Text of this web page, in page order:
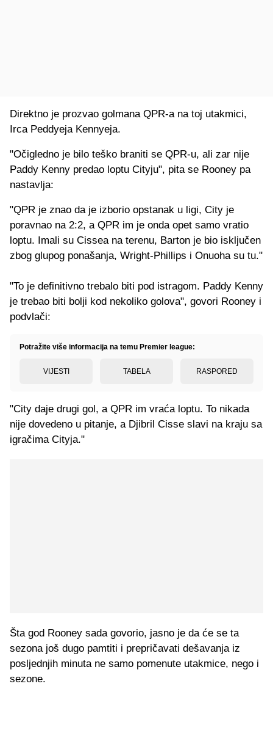
Direktno je prozvao golmana QPR-a na toj utakmici,
Irca Peddyeja Kennyeja.
"Očigledno je bilo teško braniti se QPR-u, ali zar nije
Paddy Kenny predao loptu Cityju", pita se Rooney pa
nastavlja:
"QPR je znao da je izborio opstanak u ligi, City je
poravnao na 2:2, a QPR im je onda opet samo vratio
loptu. Imali su Cissea na terenu, Barton je bio isključen
zbog glupog ponašanja, Wright-Phillips i Onuoha su tu."
"To je definitivno trebalo biti pod istragom. Paddy Kenny
je trebao biti bolji kod nekoliko golova", govori Rooney i
podvlači:
Potražite više informacija na temu Premier league:
VIJESTI TABELA RASPORED
"City daje drugi gol, a QPR im vraća loptu. To nikada
nije dovedeno u pitanje, a Djibril Cisse slavi na kraju sa
igračima Cityja."
Šta god Rooney sada govorio, jasno je da će se ta
sezona još dugo pamtiti i prepričavati dešavanja iz
posljednjih minuta ne samo pomenute utakmice, nego i
sezone.